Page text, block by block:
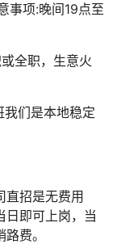
事项:晚间19点至
全职，生意火
们是本地稳定
直招是无费用
日即可上岗，当
费。